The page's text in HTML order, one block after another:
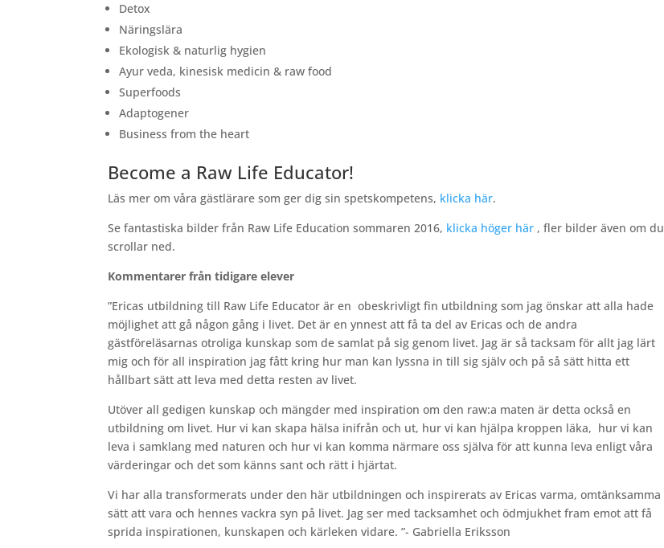
Detox
Näringslära
Ekologisk & naturlig hygien
Ayur veda, kinesisk medicin & raw food
Superfoods
Adaptogener
Business from the heart
Become a Raw Life Educator!
Läs mer om våra gästlärare som ger dig sin spetskompetens, klicka här.
Se fantastiska bilder från Raw Life Education sommaren 2016, klicka höger här , fler bilder även om du
scrollar ned.
Kommentarer från tidigare elever
”Ericas utbildning till Raw Life Educator är en obeskrivligt fin utbildning som jag önskar att alla hade
möjlighet att gå någon gång i livet. Det är en ynnest att få ta del av Ericas och de andra
gästföreläsarnas otroliga kunskap som de samlat på sig genom livet. Jag är så tacksam för allt jag lärt
mig och för all inspiration jag fått kring hur man kan lyssna in till sig själv och på så sätt hitta ett
hållbart sätt att leva med detta resten av livet.
Utöver all gedigen kunskap och mängder med inspiration om den raw:a maten är detta också en
utbildning om livet. Hur vi kan skapa hälsa inifrån och ut, hur vi kan hjälpa kroppen läka, hur vi kan
leva i samklang med naturen och hur vi kan komma närmare oss själva för att kunna leva enligt våra
värderingar och det som känns sant och rätt i hjärtat.
Vi har alla transformerats under den här utbildningen och inspirerats av Ericas varma, omtänksamma
sätt att vara och hennes vackra syn på livet. Jag ser med tacksamhet och ödmjukhet fram emot att få
sprida inspirationen, kunskapen och kärleken vidare. ”- Gabriella Eriksson